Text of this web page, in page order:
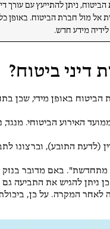
ניתן להתייעץ עם עורך
אל מול חברת הביטוח. באופן
מידע חדש.
דיני ביטוח?
באופן מידי, שכן
האירוע הביטוחי.
(לדעת התובע), וברצונו
מתחדשת". באם מדובר
ניתן להגיש את התביעה
המקרה. על כן,